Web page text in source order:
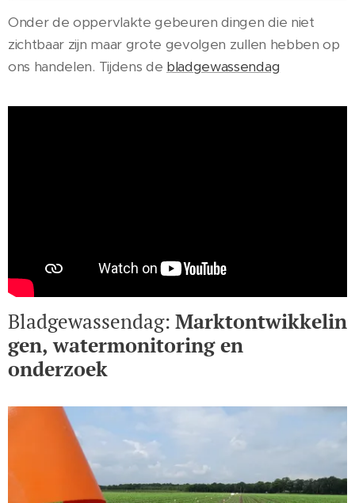
Onder de oppervlakte gebeuren dingen die niet
zichtbaar zijn maar grote gevolgen zullen hebben op
ons handelen. Tijdens de bladgewassendag
Bladgewassendag: Marktontwikkelin
gen, watermonitoring en
onderzoek